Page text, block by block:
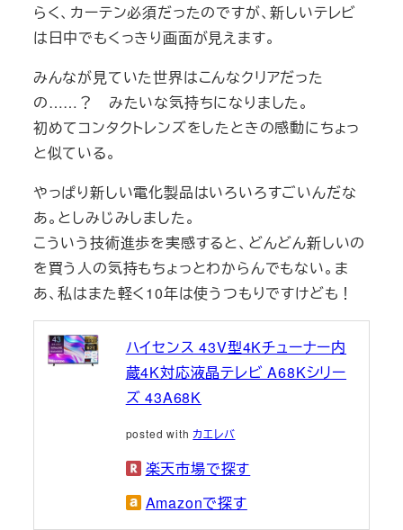
らく、カーテン必須だったのですが、新しいテレビ
は日中でもくっきり画面が見えます。
みんなが見ていた世界はこんなクリアだった
の……？ みたいな気持ちになりました。
初めてコンタクトレンズをしたときの感動にちょっ
と似ている。
やっぱり新しい電化製品はいろいろすごいんだな
あ。としみじみしました。
こういう技術進歩を実感すると、どんどん新しいの
を買う人の気持もちょっとわからんでもない。ま
あ、私はまた軽く10年は使うつもりですけども！
ハイセンス 43V型4Kチューナー内
蔵4K対応液晶テレビ A68Kシリー
ズ 43A68K
posted with カエレバ
楽天市場で探す
Amazonで探す